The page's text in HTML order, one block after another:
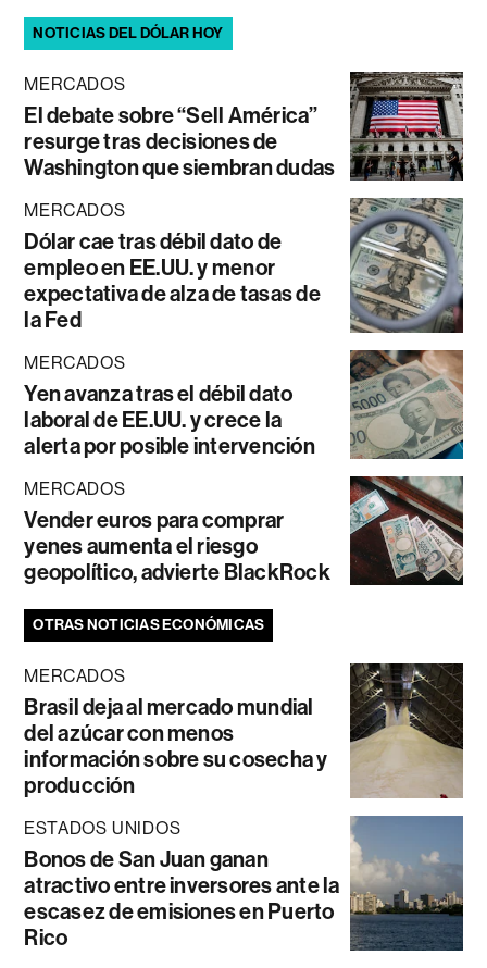
NOTICIAS DEL DÓLAR HOY
MERCADOS
El debate sobre “Sell América”
resurge tras decisiones de
Washington que siembran dudas
MERCADOS
Dólar cae tras débil dato de
empleo en EE.UU. y menor
expectativa de alza de tasas de
la Fed
MERCADOS
Yen avanza tras el débil dato
laboral de EE.UU. y crece la
alerta por posible intervención
MERCADOS
Vender euros para comprar
yenes aumenta el riesgo
geopolítico, advierte BlackRock
OTRAS NOTICIAS ECONÓMICAS
MERCADOS
Brasil deja al mercado mundial
del azúcar con menos
información sobre su cosecha y
producción
ESTADOS UNIDOS
Bonos de San Juan ganan
atractivo entre inversores ante la
escasez de emisiones en Puerto
Rico